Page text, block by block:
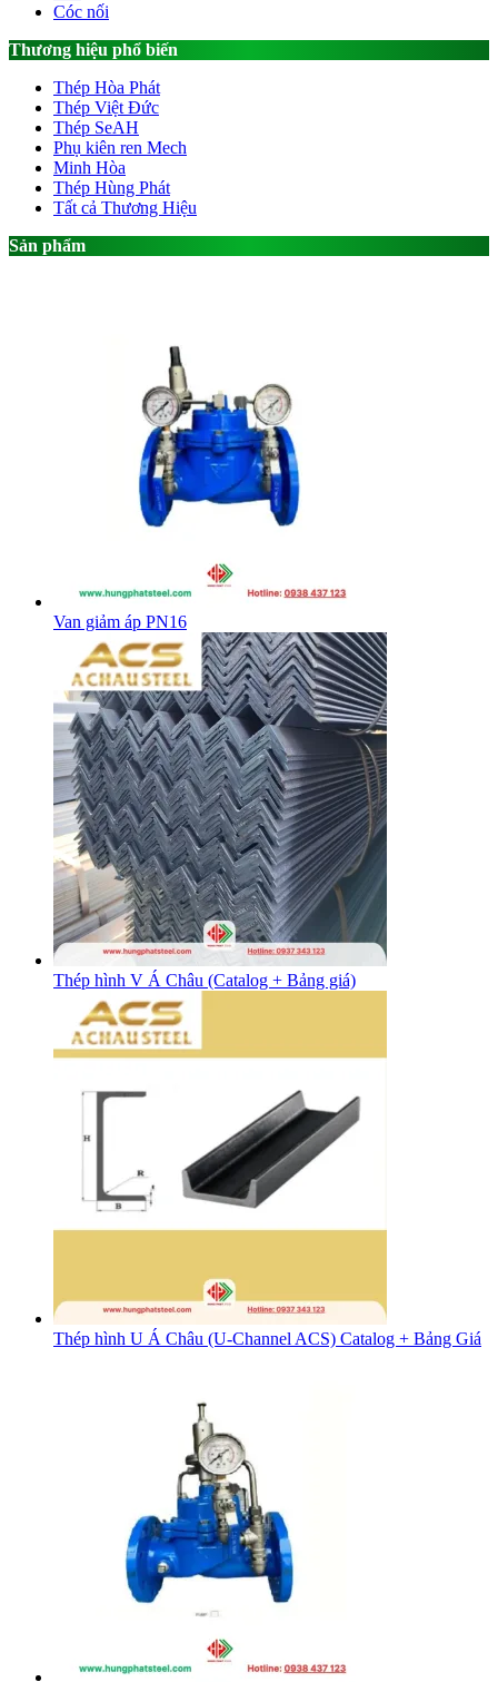
Cóc nối
Thương hiệu phổ biến
Thép Hòa Phát
Thép Việt Đức
Thép SeAH
Phụ kiên ren Mech
Minh Hòa
Thép Hùng Phát
Tất cả Thương Hiệu
Sản phẩm
Van giảm áp PN16
Thép hình V Á Châu (Catalog + Bảng giá)
Thép hình U Á Châu (U-Channel ACS) Catalog + Bảng Giá